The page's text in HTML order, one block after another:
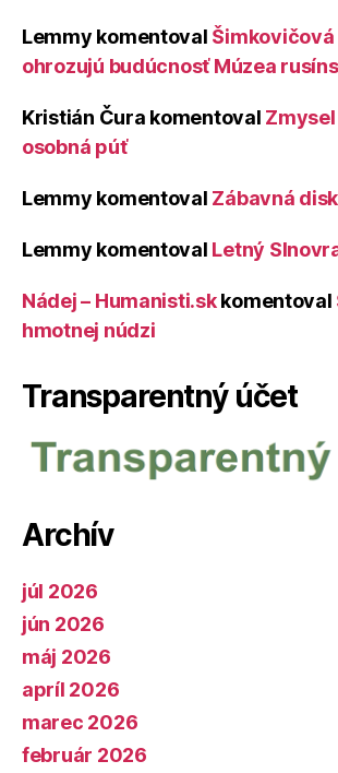
Lemmy komentoval Šimkovičová
ohrozujú budúcnosť Múzea
Kristián Čura komentoval Zmysel
osobná púť
Lemmy komentoval Zábavná
Lemmy komentoval Letný
Nádej – Humanisti.skkomentoval
hmotnej núdzi
Transparentný účet
Archív
júl 2026
jún 2026
máj 2026
apríl 2026
marec 2026
február 2026